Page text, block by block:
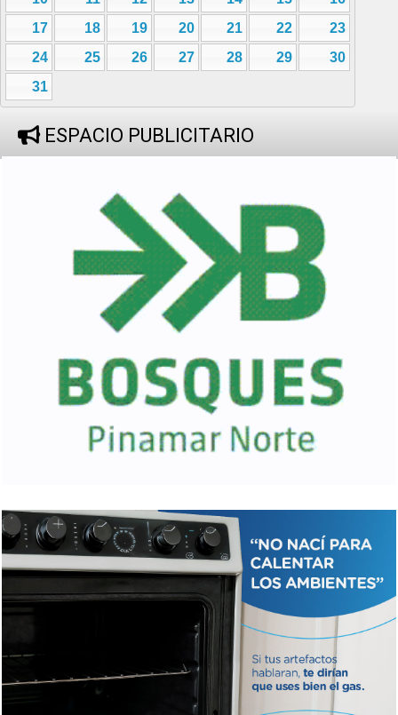
17
18 19 20 21 22
23
24
25 26 27 28 29
30
31
ESPACIO PUBLICITARIO